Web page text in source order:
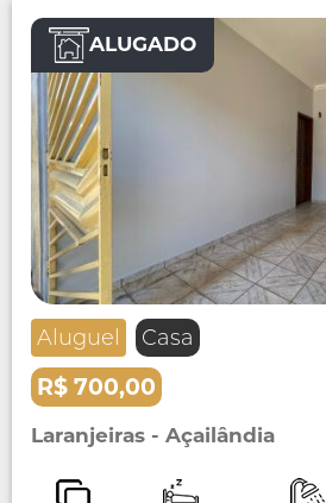
ALUGADO
Aluguel Casa
R$ 700,00
Laranjeiras - Açailândia